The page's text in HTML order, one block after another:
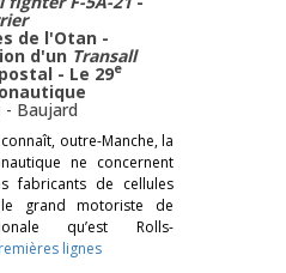
de l'Otan -
d'un Transall
- Le 29e
- Baujard
outre-Manche, la
ne concernent
fabricants de cellules
grand motoriste de
qu’est Rolls-
lignes